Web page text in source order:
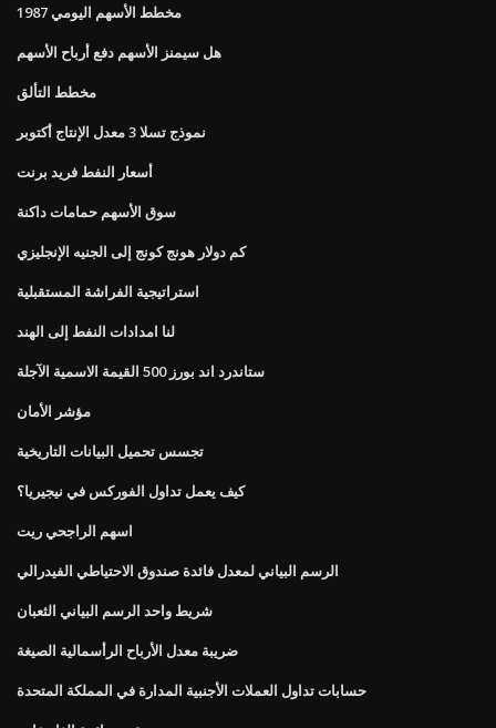
1987 مخطط الأسهم اليومي
هل سيمنز الأسهم دفع أرباح الأسهم
مخطط التألق
نموذج تسلا 3 معدل الإنتاج أكتوبر
أسعار النفط فريد برنت
سوق الأسهم حمامات داكنة
كم دولار هونج كونج إلى الجنيه الإنجليزي
استراتيجية الفراشة المستقبلية
لنا امدادات النفط إلى الهند
ستاندرد اند بورز 500 القيمة الاسمية الآجلة
مؤشر الأمان
تجسس تحميل البيانات التاريخية
كيف يعمل تداول الفوركس في نيجيريا؟
اسهم الراجحي ريت
الرسم البياني لمعدل فائدة صندوق الاحتياطي الفيدرالي
شريط واحد الرسم البياني الثعبان
ضريبة معدل الأرباح الرأسمالية الصيغة
حسابات تداول العملات الأجنبية المدارة في المملكة المتحدة